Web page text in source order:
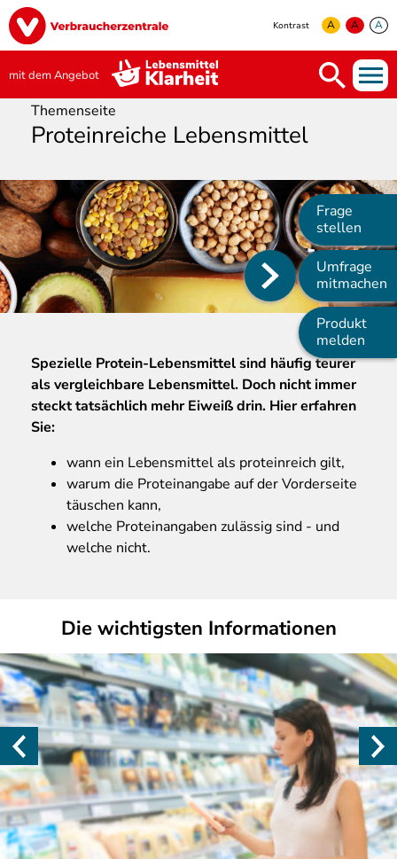
Direkt
zum
Inhalt
Image
Kontrast A A A
mit dem Angebot
Main
navigation
Frage
stellen
Umfrage
mitmachen
Produkt
melden
Themenseite
Proteinreiche Lebensmittel
Spezielle Protein-Lebensmittel sind häufig teurer
als vergleichbare Lebensmittel. Doch nicht immer
steckt tatsächlich mehr Eiweiß drin. Hier erfahren
Sie:
wann ein Lebensmittel als proteinreich gilt,
warum die Proteinangabe auf der Vorderseite
täuschen kann,
welche Proteinangaben zulässig sind - und
welche nicht.
Die wichtigsten Informationen